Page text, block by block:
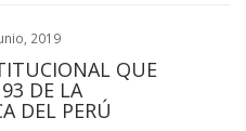
2019
QUE
DE LA
DEL PERÚ